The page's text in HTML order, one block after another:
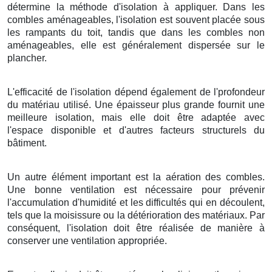
détermine la méthode d'isolation à appliquer. Dans les
combles aménageables, l'isolation est souvent placée sous
les rampants du toit, tandis que dans les combles non
aménageables, elle est généralement dispersée sur le
plancher.
L'efficacité de l'isolation dépend également de l'profondeur
du matériau utilisé. Une épaisseur plus grande fournit une
meilleure isolation, mais elle doit être adaptée avec
l'espace disponible et d'autres facteurs structurels du
bâtiment.
Un autre élément important est la aération des combles.
Une bonne ventilation est nécessaire pour prévenir
l'accumulation d'humidité et les difficultés qui en découlent,
tels que la moisissure ou la détérioration des matériaux. Par
conséquent, l'isolation doit être réalisée de manière à
conserver une ventilation appropriée.